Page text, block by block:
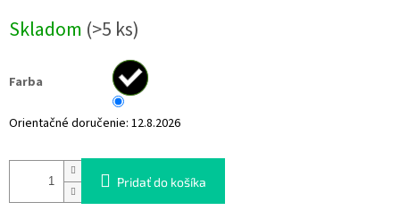
cena:
Skladom (>5 ks)
Farba
Orientačné doručenie: 12.8.2026
Pridať do košíka